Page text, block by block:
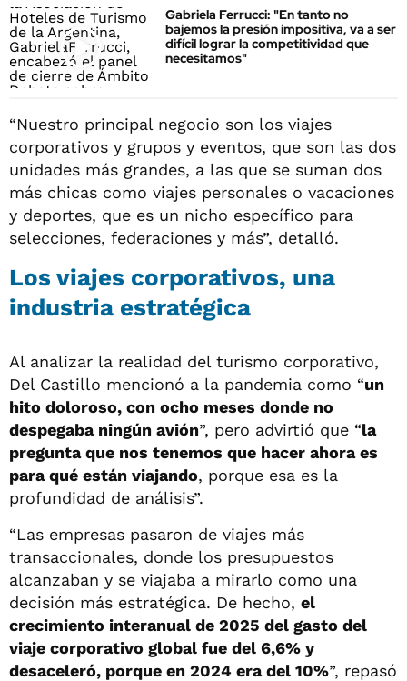
Gabriela Ferrucci: "En tanto no
bajemos la presión impositiva, va a ser
difícil lograr la competitividad que
necesitamos"
“Nuestro principal negocio son los viajes
corporativos y grupos y eventos, que son las dos
unidades más grandes, a las que se suman dos
más chicas como viajes personales o vacaciones
y deportes, que es un nicho específico para
selecciones, federaciones y más”, detalló.
Los viajes corporativos, una
industria estratégica
Al analizar la realidad del turismo corporativo,
Del Castillo mencionó a la pandemia como “un
hito doloroso, con ocho meses donde no
despegaba ningún avión”, pero advirtió que “la
pregunta que nos tenemos que hacer ahora es
para qué están viajando, porque esa es la
profundidad de análisis”.
“Las empresas pasaron de viajes más
transaccionales, donde los presupuestos
alcanzaban y se viajaba a mirarlo como una
decisión más estratégica. De hecho, el
crecimiento interanual de 2025 del gasto del
viaje corporativo global fue del 6,6% y
desaceleró, porque en 2024 era del 10%”, repasó